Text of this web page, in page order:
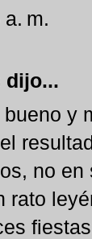
m.
dijo...
bueno y
no en
rato